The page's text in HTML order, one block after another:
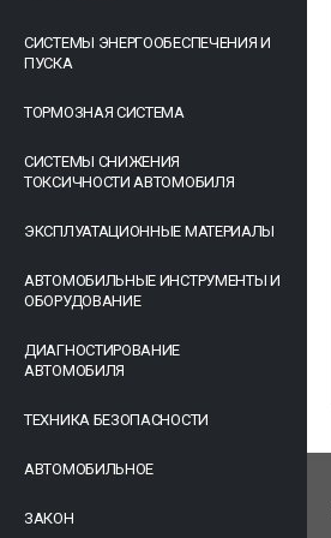
СИСТЕМЫ ЭНЕРГООБЕСПЕЧЕНИЯ И
ПУСКА
ТОРМОЗНАЯ СИСТЕМА
СИСТЕМЫ СНИЖЕНИЯ
ТОКСИЧНОСТИ АВТОМОБИЛЯ
ЭКСПЛУАТАЦИОННЫЕ МАТЕРИАЛЫ
АВТОМОБИЛЬНЫЕ ИНСТРУМЕНТЫ И
ОБОРУДОВАНИЕ
ДИАГНОСТИРОВАНИЕ
АВТОМОБИЛЯ
ТЕХНИКА БЕЗОПАСНОСТИ
АВТОМОБИЛЬНОЕ
ЗАКОН